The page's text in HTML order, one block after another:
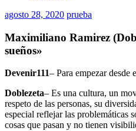
agosto 28, 2020 prueba
Maximiliano Ramirez
sueños»
Devenir111– Para empezar
Doblezeta– Es una cultura, un
respeto de las personas, su
especial reflejar las problemáticas
cosas que pasan y no tienen